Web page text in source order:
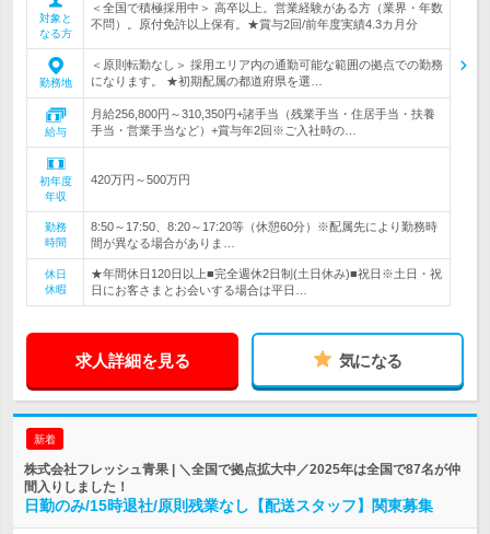
対象と
なる方
＜全国で積極採用中＞ 高卒以上。営業経験がある方（業界・年数
不問）。原付免許以上保有。★賞与2回/前年度実績4.3カ月分
勤務地
＜原則転勤なし＞ 採用エリア内の通勤可能な範囲の拠点での勤務
になります。 ★初期配属の都道府県を選…
給与
月給256,800円～310,350円+諸手当（残業手当・住居手当・扶養
手当・営業手当など）+賞与年2回※ご入社時の…
初年度
年収
420万円～500万円
勤務
時間
8:50～17:50、8:20～17:20等（休憩60分）※配属先により勤務時
間が異なる場合がありま…
休日
休暇
★年間休日120日以上■完全週休2日制(土日休み)■祝日※土日・祝
日にお客さまとお会いする場合は平日…
求人詳細を見る 気になる
新着
株式会社フレッシュ青果 | ＼全国で拠点拡大中／2025年は全国で87名が仲
間入りしました！
日勤のみ/15時退社/原則残業なし【配送スタッフ】関東募集